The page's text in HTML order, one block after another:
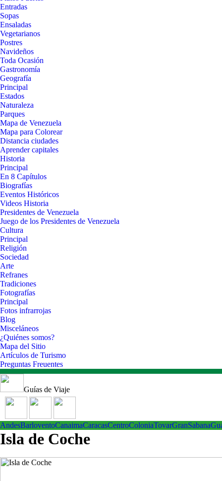
Entradas
Sopas
Ensaladas
Vegetarianos
Postres
Navideños
Toda Ocasión
Gastronomía
Geografía
Principal
Estados
Naturaleza
Parques
Mapa de Venezuela
Mapa para Colorear
Distancia ciudades
Aprender capitales
Historia
Principal
En 8 Capítulos
Biografías
Eventos Históricos
Videos Historia
Presidentes de Venezuela
Juego de los Presidentes de Venezuela
Cultura
Principal
Religión
Sociedad
Arte
Refranes
Tradiciones
Fotografías
Principal
Fotos infrarrojas
Blog
Misceláneos
¿Quiénes somos?
Mapa del Sitio
Artículos de Turismo
Preguntas Freuentes
Guías de Viaje
AndesBarloventoCanaimaCaracasCentroColoniaTovarGranSabana
Isla de Coche